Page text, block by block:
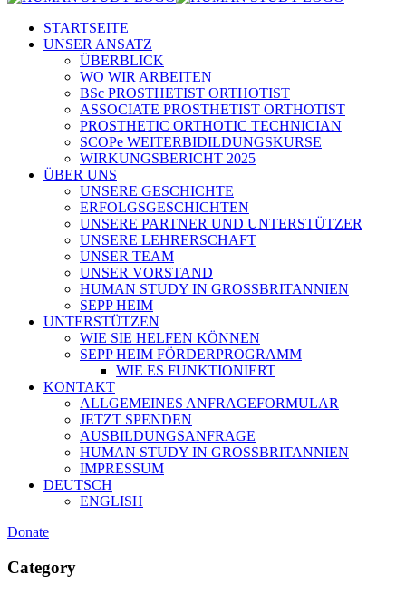
STARTSEITE
UNSER ANSATZ
ÜBERBLICK
WO WIR ARBEITEN
BSc PROSTHETIST ORTHOTIST
ASSOCIATE PROSTHETIST ORTHOTIST
PROSTHETIC ORTHOTIC TECHNICIAN
SCOPe WEITERBIDILDUNGSKURSE
WIRKUNGSBERICHT 2025
ÜBER UNS
UNSERE GESCHICHTE
ERFOLGSGESCHICHTEN
UNSERE PARTNER UND UNTERSTÜTZER
UNSERE LEHRERSCHAFT
UNSER TEAM
UNSER VORSTAND
HUMAN STUDY IN GROSSBRITANNIEN
SEPP HEIM
UNTERSTÜTZEN
WIE SIE HELFEN KÖNNEN
SEPP HEIM FÖRDERPROGRAMM
WIE ES FUNKTIONIERT
KONTAKT
ALLGEMEINES ANFRAGEFORMULAR
JETZT SPENDEN
AUSBILDUNGSANFRAGE
HUMAN STUDY IN GROSSBRITANNIEN
IMPRESSUM
DEUTSCH
ENGLISH
Donate
Category